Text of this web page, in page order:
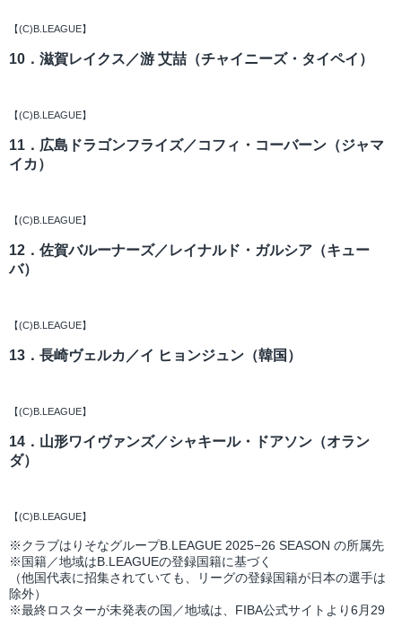
【(C)B.LEAGUE】
10．滋賀レイクス／游 艾喆（チャイニーズ・タイペイ）
【(C)B.LEAGUE】
11．広島ドラゴンフライズ／コフィ・コーバーン（ジャマ
イカ）
【(C)B.LEAGUE】
12．佐賀バルーナーズ／レイナルド・ガルシア（キュー
バ）
【(C)B.LEAGUE】
13．長崎ヴェルカ／イ ヒョンジュン（韓国）
【(C)B.LEAGUE】
14．山形ワイヴァンズ／シャキール・ドアソン（オラン
ダ）
【(C)B.LEAGUE】
※クラブはりそなグループB.LEAGUE 2025−26 SEASON の所属先
※国籍／地域はB.LEAGUEの登録国籍に基づく
（他国代表に招集されていても、リーグの登録国籍が日本の選手は
除外）
※最終ロスターが未発表の国／地域は、FIBA公式サイトより6月29